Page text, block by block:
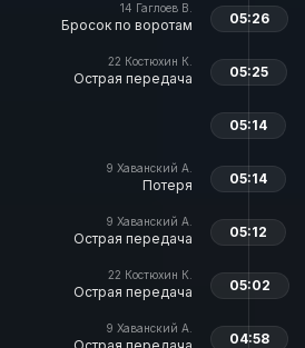
14 Гаглоев В.
Бросок по воротам 05:26
22 Костюхин К.
Острая передача 05:25
05:14
9 Хаванский А.
Потеря 05:14
9 Хаванский А.
Острая передача 05:12
22 Костюхин К.
Острая передача 05:02
9 Хаванский А.
04:58